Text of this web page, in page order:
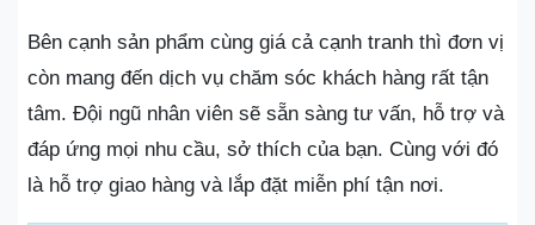
Bên cạnh sản phẩm cùng giá cả cạnh tranh thì đơn vị
còn mang đến dịch vụ chăm sóc khách hàng rất tận
tâm. Đội ngũ nhân viên sẽ sẵn sàng tư vấn, hỗ trợ và
đáp ứng mọi nhu cầu, sở thích của bạn. Cùng với đó
là hỗ trợ giao hàng và lắp đặt miễn phí tận nơi.